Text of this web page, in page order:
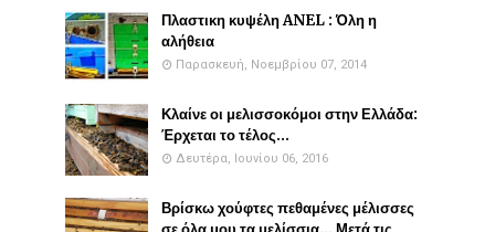
Πλαστικη κυψέλη ANEL : Όλη η
αλήθεια
Παρασκευή, Νοεμβρίου 07, 2014
Κλαίνε οι μελισσοκόμοι στην Ελλάδα:
Έρχεται το τέλος...
Δευτέρα, Ιουνίου 06, 2016
Βρίσκω χούφτες πεθαμένες μέλισσες